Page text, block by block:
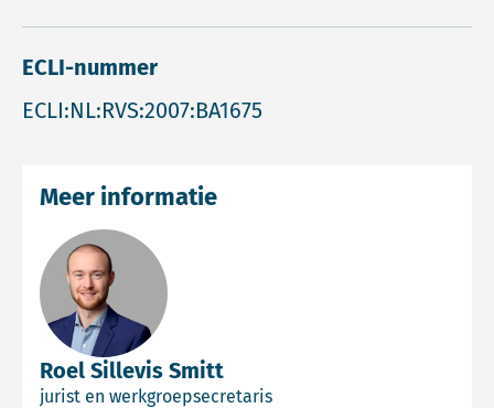
ECLI-nummer
ECLI:NL:RVS:2007:BA1675
Roel Sillevis Smitt
jurist en werkgroepsecretaris
Meer informatie